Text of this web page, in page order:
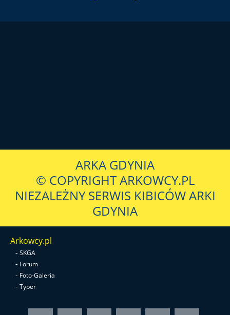
ARKA GDYNIA
© COPYRIGHT ARKOWCY.PL
NIEZALEŻNY SERWIS KIBICÓW ARKI
GDYNIA
Arkowcy.pl
- SKGA
- Forum
- Foto-Galeria
- Typer